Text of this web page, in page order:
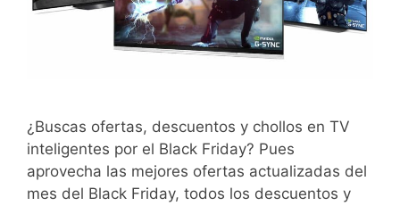
¿Buscas ofertas, descuentos y chollos en TV
inteligentes por el Black Friday? Pues
aprovecha las mejores ofertas actualizadas del
mes del Black Friday, todos los descuentos y